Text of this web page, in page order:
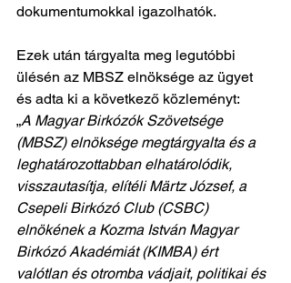
dokumentumokkal igazolhatók.
Ezek után tárgyalta meg legutóbbi
ülésén az MBSZ elnöksége az ügyet
és adta ki a következő közleményt:
„A Magyar Birkózók Szövetsége
(MBSZ) elnöksége megtárgyalta és a
leghatározottabban elhatárolódik,
visszautasítja, elítéli Märtz József, a
Csepeli Birkózó Club (CSBC)
elnökének a Kozma István Magyar
Birkózó Akadémiát (KIMBA) ért
valótlan és otromba vádjait, politikai és